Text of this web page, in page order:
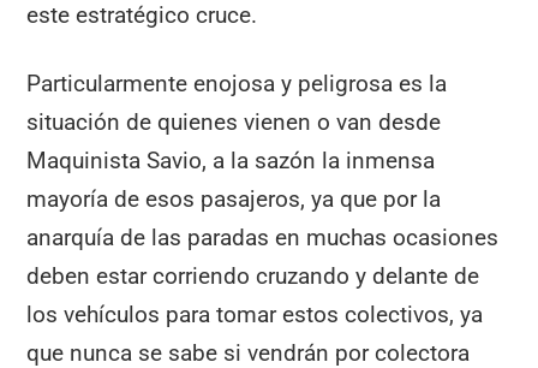
este estratégico cruce.
Particularmente enojosa y peligrosa es la
situación de quienes vienen o van desde
Maquinista Savio, a la sazón la inmensa
mayoría de esos pasajeros, ya que por la
anarquía de las paradas en muchas ocasiones
deben estar corriendo cruzando y delante de
los vehículos para tomar estos colectivos, ya
que nunca se sabe si vendrán por colectora